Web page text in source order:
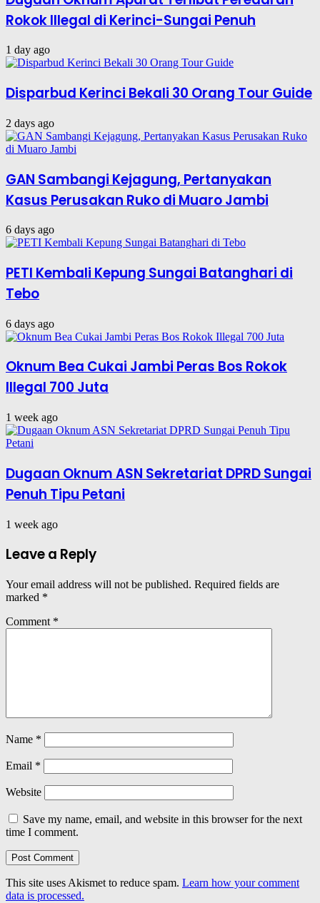
Rokok Illegal di Kerinci-Sungai Penuh
1 day ago
Disparbud Kerinci Bekali 30 Orang Tour Guide
2 days ago
GAN Sambangi Kejagung, Pertanyakan
Kasus Perusakan Ruko di Muaro Jambi
6 days ago
PETI Kembali Kepung Sungai Batanghari di
Tebo
6 days ago
Oknum Bea Cukai Jambi Peras Bos Rokok
Illegal 700 Juta
1 week ago
Dugaan Oknum ASN Sekretariat DPRD Sungai
Penuh Tipu Petani
1 week ago
Leave a Reply
Your email address will not be published. Required fields are
marked *
Comment *
Name *
Email *
Website
Save my name, email, and website in this browser for the next
time I comment.
This site uses Akismet to reduce spam. Learn how your comment
data is processed.